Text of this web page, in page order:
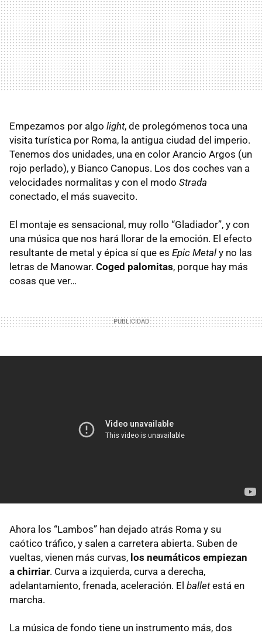
Empezamos por algo light, de prolegómenos toca una
visita turística por Roma, la antigua ciudad del imperio.
Tenemos dos unidades, una en color Arancio Argos (un
rojo perlado), y Bianco Canopus. Los dos coches van a
velocidades normalitas y con el modo Strada
conectado, el más suavecito.
El montaje es sensacional, muy rollo “Gladiador”, y con
una música que nos hará llorar de la emoción. El efecto
resultante de metal y épica sí que es Epic Metal y no las
letras de Manowar. Coged palomitas, porque hay más
cosas que ver…
Ahora los “Lambos” han dejado atrás Roma y su
caótico tráfico, y salen a carretera abierta. Suben de
vueltas, vienen más curvas, los neumáticos empiezan
a chirriar. Curva a izquierda, curva a derecha,
adelantamiento, frenada, aceleración. El balletestá en
marcha.
La música de fondo tiene un instrumento más, dos